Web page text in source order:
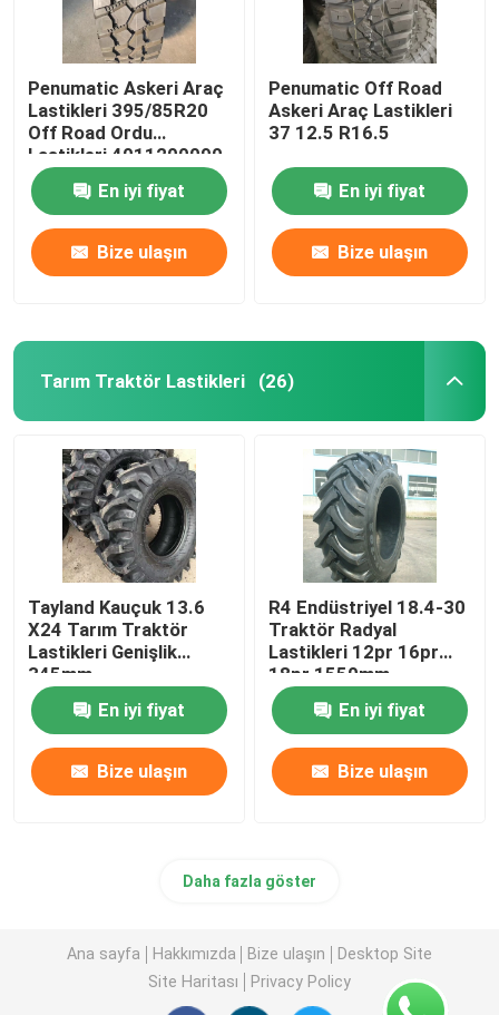
Penumatic Askeri Araç
Lastikleri 395/85R20
Off Road Ordu
Lastikleri 4011200090
En iyi fiyat
Bize ulaşın
Penumatic Off Road
Askeri Araç Lastikleri
37 12.5 R16.5
En iyi fiyat
Bize ulaşın
Tarım Traktör Lastikleri (26)
Tayland Kauçuk 13.6
X24 Tarım Traktör
Lastikleri Genişlik
345mm
En iyi fiyat
Bize ulaşın
R4 Endüstriyel 18.4-30
Traktör Radyal
Lastikleri 12pr 16pr
18pr 1550mm
En iyi fiyat
Bize ulaşın
Daha fazla göster
Ana sayfa Hakkımızda Bize ulaşın
Desktop Site
Site Haritası
Privacy Policy